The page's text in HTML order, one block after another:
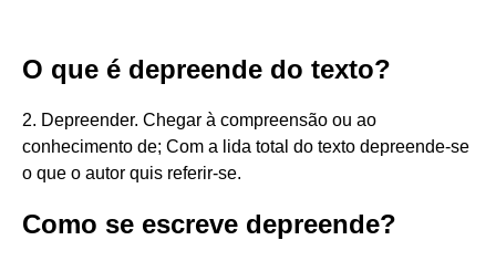
O que é depreende do texto?
2. Depreender. Chegar à compreensão ou ao
conhecimento de; Com a lida total do texto depreende-se
o que o autor quis referir-se.
Como se escreve depreende?